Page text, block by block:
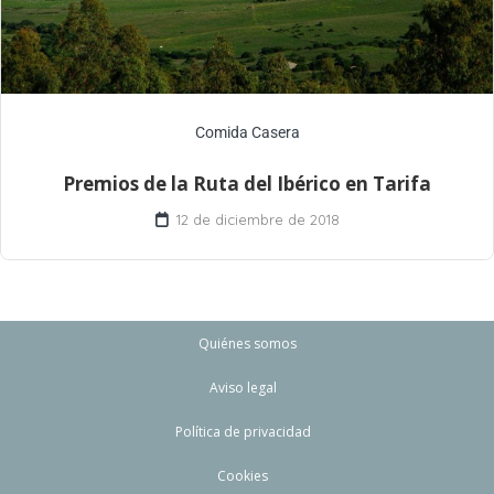
Comida Casera
Premios de la Ruta del Ibérico en Tarifa
12 de diciembre de 2018
Quiénes somos
Aviso legal
Política de privacidad
Cookies